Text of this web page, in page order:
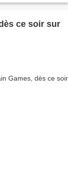
ce soir sur